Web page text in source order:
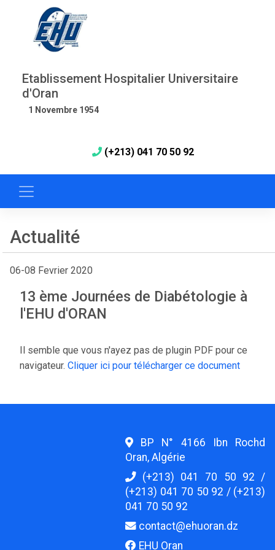
Etablissement Hospitalier Universitaire
d'Oran
1 Novembre 1954
(+213) 041 70 50 92
Actualité
06-08 Fevrier 2020
13 ème Journées de Diabétologie à
l'EHU d'ORAN
Il semble que vous n'ayez pas de plugin PDF pour ce
navigateur. Cliquer ici pour télécharger ce document
BP N° 4166 Ibn Rochd
Oran, Algérie
(+213) 041 70 50 92 /
(+213) 041 70 50 92 / (+213)
041 70 50 92
contact@ehuoran.dz
EHU Oran